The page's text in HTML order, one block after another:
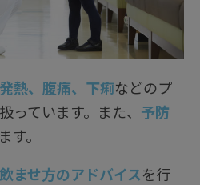
熱、腹痛、下痢などのプ
っています。また、 予防
す。
ませ方のアドバイスを行